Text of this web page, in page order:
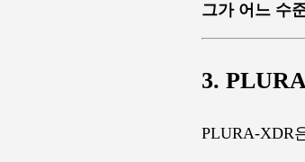
그가 어느 수
3.
PLURA-XDR